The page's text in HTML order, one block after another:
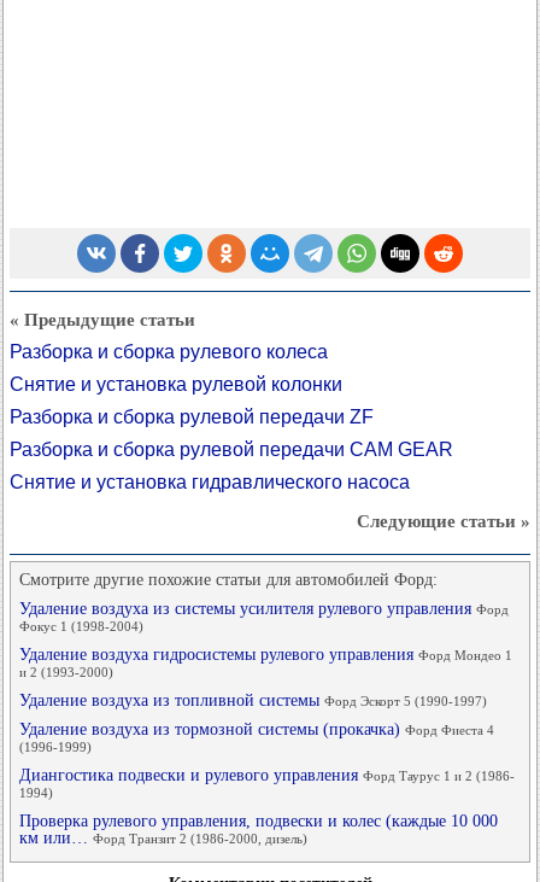
« Предыдущие статьи
Разборка и сборка рулевого колеса
Снятие и установка рулевой колонки
Разборка и сборка рулевой передачи ZF
Разборка и сборка рулевой передачи CAM GEAR
Снятие и установка гидравлического насоса
Следующие статьи »
Смотрите другие похожие статьи для автомобилей Форд:
Удаление воздуха из системы усилителя рулевого управления Форд
Фокус 1 (1998-2004)
Удаление воздуха гидросистемы рулевого управления Форд Мондео 1
и 2 (1993-2000)
Удаление воздуха из топливной системы Форд Эскорт 5 (1990-1997)
Удаление воздуха из тормозной системы (прокачка) Форд Фиеста 4
(1996-1999)
Диангостика подвески и рулевого управления Форд Таурус 1 и 2 (1986-
1994)
Проверка рулевого управления, подвески и колес (каждые 10 000
км или… Форд Транзит 2 (1986-2000, дизель)